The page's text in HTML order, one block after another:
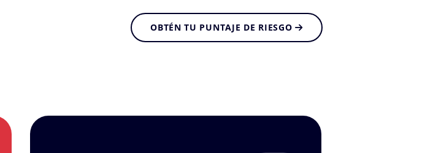
OBTÉN TU PUNTAJE DE RIESGO